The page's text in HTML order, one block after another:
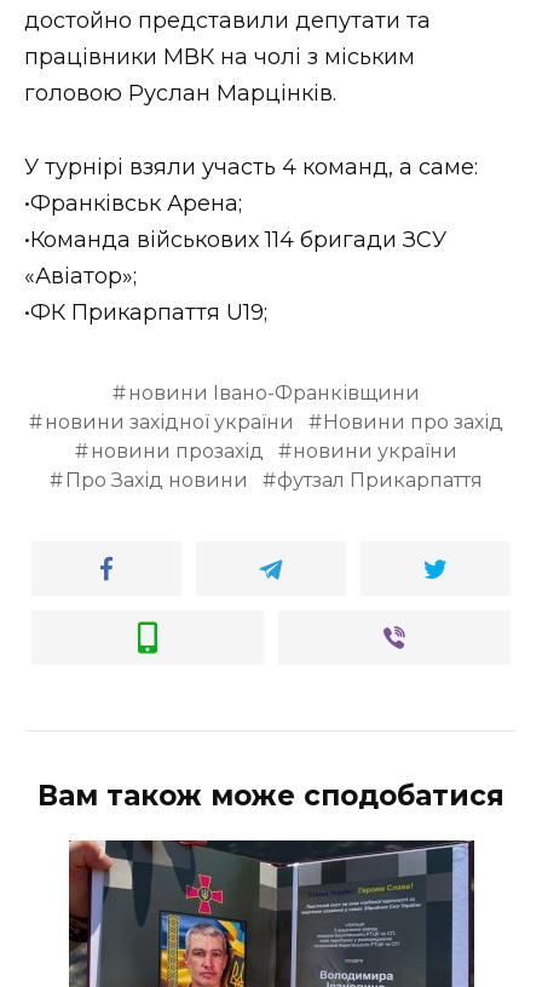
ВІДЕО
достойно представили депутати та
працівники МВК на чолі з міським
головою Руслан Марцінків.
У турнірі взяли участь 4 команд, а саме:
•Франківськ Арена;
•Команда військових 114 бригади ЗСУ
«Авіатор»;
•ФК Прикарпаття U19;
новини Івано-Франківщини
новини західної україни
Новини про захід
новини прозахід
новини україни
Про Захід новини
футзал Прикарпаття
Вам також може сподобатися